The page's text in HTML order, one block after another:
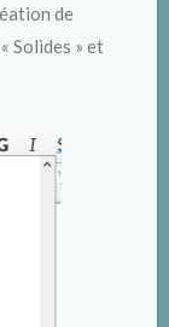
de
Solides » et